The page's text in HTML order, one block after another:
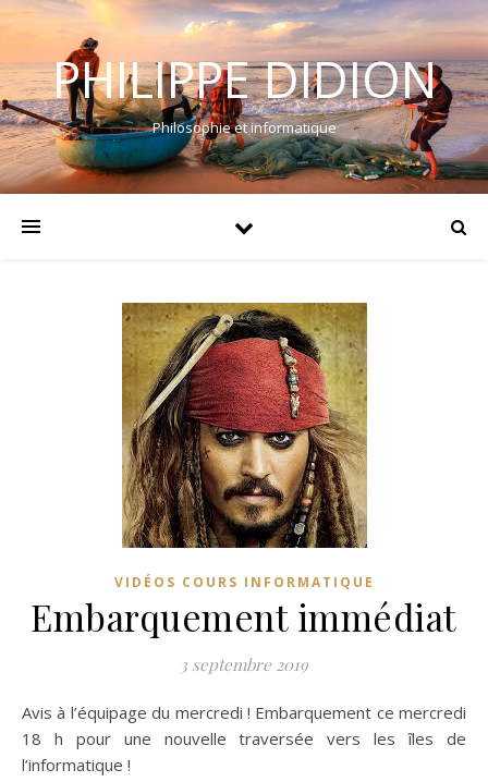
PHILIPPE DIDION
Philosophie et informatique
VIDÉOS COURS INFORMATIQUE
Embarquement immédiat
3 septembre 2019
Avis à l’équipage du mercredi ! Embarquement ce mercredi
18 h pour une nouvelle traversée vers les îles de
l’informatique !